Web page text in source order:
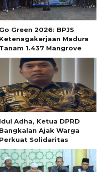
Go Green 2026: BPJS
Ketenagakerjaan Madura
Tanam 1.437 Mangrove
Idul Adha, Ketua DPRD
Bangkalan Ajak Warga
Perkuat Solidaritas